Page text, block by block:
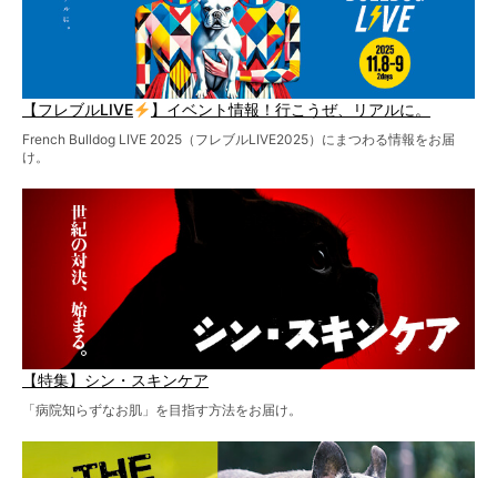
【フレブルLIVE 】イベント情報！行こうぜ、リアルに。
French Bulldog LIVE 2025（フレブルLIVE2025）にまつわる情報をお届
け。
【特集】シン・スキンケア
「病院知らずなお肌」を目指す方法をお届け。